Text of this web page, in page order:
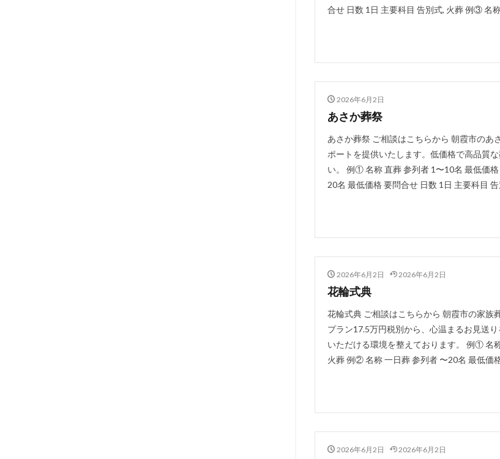
合せ 日数 1日 主要科目 告別式, 火葬 例③ 名
2026年6月2日
あさか葬祭
あさか葬祭 ご相談はこちらから 朝霞市の
ポートを提供いたします。低価格で高品質
い。 例① 名称 直葬 参列者 1〜10名 最低価
20名 最低価格 要問合せ 日数 1日 主要科目
2026年6月2日 2026年6月2日
花輪式典
花輪式典 ご相談はこちらから 朝霞市の家
プラン17.5万円税別から、心温まるお見送
いただける環境を整えております。 例① 名
火葬 例② 名称 一日葬 参列者 〜20名 最低価
2026年6月2日 2026年6月2日